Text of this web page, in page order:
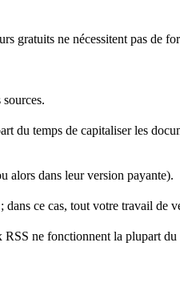
gratuits ne nécessitent pas de
du temps de capitaliser les
alors dans leur version payante).
ce cas, tout votre travail de
ne fonctionnent la plupart